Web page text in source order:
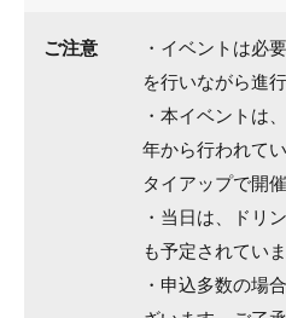
ご注意
・イベントは必
を行いながら進行
・本イベントは
年から行われて
タイアップで開
・当日は、ドリ
も予定されていま
・申込多数の場